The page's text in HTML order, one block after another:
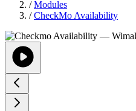
/ Modules
/ CheckMo Availability